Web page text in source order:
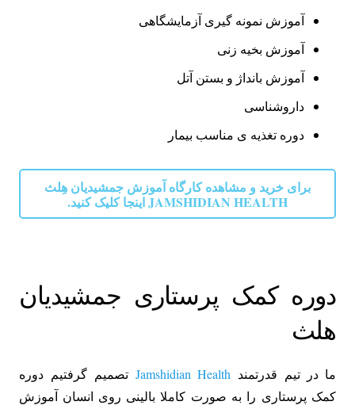
آموزش نمونه گیری آزمایشگاهی
آموزش بخیه زنی
آموزش بانداژ و بستن آتل
داروشناسی
دوره‌ تغذیه ی مناسب بیمار
برای خرید و مشاهده کارگاه آموزش جمشیدیان هِلث
JAMSHIDIAN HEALTH اینجا کلیک کنید.
دوره کمک پرستاری جمشیدیان
هلث
ما در تیم قدرتمند Jamshidian Health تصمیم گرفتیم دوره
کمک پرستاری را به صورت کاملا بالینی روی انسان آموزش